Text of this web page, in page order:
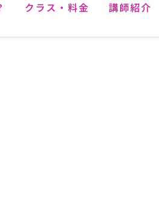
クラス・料金 講師紹介